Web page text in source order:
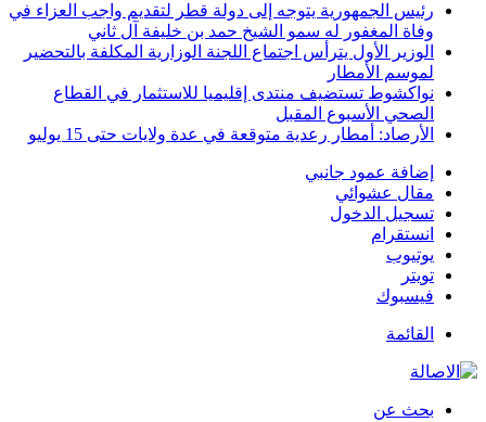
رئيس الجمهورية يتوجه إلى دولة قطر لتقديم واجب العزاء في
وفاة المغفور له سمو الشيخ حمد بن خليفة آل ثاني
الوزير الأول يترأس اجتماع اللجنة الوزارية المكلفة بالتحضير
لموسم الأمطار
نواكشوط تستضيف منتدى إقليميا للاستثمار في القطاع
الصحي الأسبوع المقبل
الأرصاد: أمطار رعدية متوقعة في عدة ولايات حتى 15 يوليو
إضافة عمود جانبي
مقال عشوائي
تسجيل الدخول
انستقرام
يوتيوب
تويتر
فيسبوك
القائمة
بحث عن